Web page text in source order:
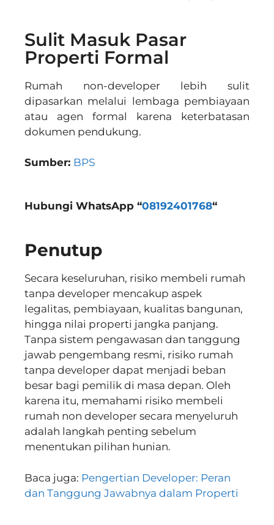
Sulit Masuk Pasar
Properti Formal
Rumah non-developer lebih sulit
dipasarkan melalui lembaga pembiayaan
atau agen formal karena keterbatasan
dokumen pendukung.
Sumber: BPS
Hubungi WhatsApp “08192401768“
Penutup
Secara keseluruhan, risiko membeli rumah
tanpa developer mencakup aspek
legalitas, pembiayaan, kualitas bangunan,
hingga nilai properti jangka panjang.
Tanpa sistem pengawasan dan tanggung
jawab pengembang resmi, risiko rumah
tanpa developer dapat menjadi beban
besar bagi pemilik di masa depan. Oleh
karena itu, memahami risiko membeli
rumah non developer secara menyeluruh
adalah langkah penting sebelum
menentukan pilihan hunian.
Baca juga: Pengertian Developer: Peran
dan Tanggung Jawabnya dalam Properti